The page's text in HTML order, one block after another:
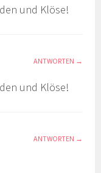
und Klöse!
ANTWORTEN
und Klöse!
ANTWORTEN